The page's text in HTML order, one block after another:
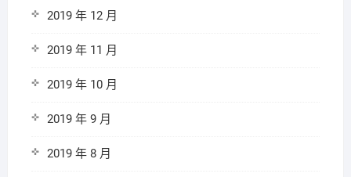
2019 年 12 月
2019 年 11 月
2019 年 10 月
2019 年 9 月
2019 年 8 月